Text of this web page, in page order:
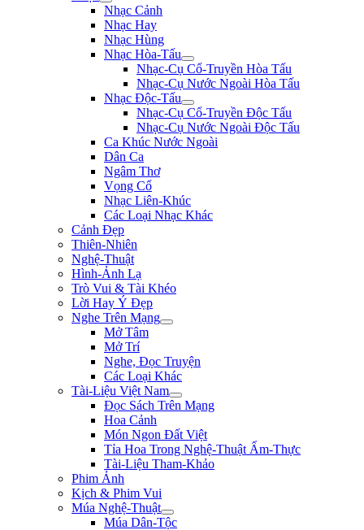
Nhạc Cảnh
Nhạc Hay
Nhạc Hùng
Nhạc Hòa-Tấu
Nhạc-Cụ Cổ-Truyền Hòa Tấu
Nhạc-Cụ Nước Ngoài Hòa Tấu
Nhạc Độc-Tấu
Nhạc-Cụ Cổ-Truyền Độc Tấu
Nhạc-Cụ Nước Ngoài Độc Tấu
Ca Khúc Nước Ngoài
Dân Ca
Ngâm Thơ
Vọng Cổ
Nhạc Liên-Khúc
Các Loại Nhạc Khác
Cảnh Đẹp
Thiên-Nhiên
Nghệ-Thuật
Hình-Ảnh Lạ
Trò Vui & Tài Khéo
Lời Hay Ý Đẹp
Nghe Trên Mạng
Mở Tâm
Mở Trí
Nghe, Đọc Truyện
Các Loại Khác
Tài-Liệu Việt Nam
Đọc Sách Trên Mạng
Hoa Cảnh
Món Ngon Đất Việt
Tỉa Hoa Trong Nghệ-Thuật Ẩm-Thực
Tài-Liệu Tham-Khảo
Phim Ảnh
Kịch & Phim Vui
Múa Nghệ-Thuật
Múa Dân-Tộc